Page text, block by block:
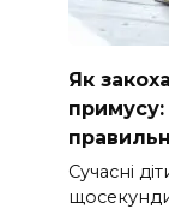
Як
примусу:
Сучасні